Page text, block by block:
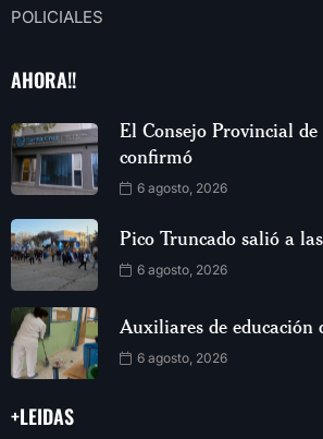
POLICIALES
AHORA!!
El Consejo Provincial de
confirmó
6 agosto, 2026
Pico Truncado salió a
6 agosto, 2026
Auxiliares de educación
6 agosto, 2026
+LEIDAS